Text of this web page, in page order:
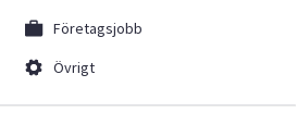
Företagsjobb
Övrigt